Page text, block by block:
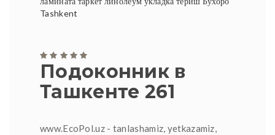
Подоконник в
Ташкенте 261
www.EcoPol.uz - tanlashamiz, yetkazamiz,